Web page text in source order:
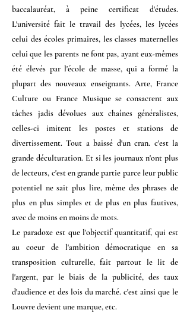
baccalauréat, à peine certificat d'études.
L'université fait le travail des lycées, les lycées
celui des écoles primaires, les classes maternelles
celui que les parents ne font pas, ayant eux-mêmes
été élevés par l'école de masse, qui a formé la
plupart des nouveaux enseignants. Arte, France
Culture ou France Musique se consacrent aux
tâches jadis dévolues aux chaînes généralistes,
celles-ci imitent les postes et stations de
divertissement. Tout a baissé d'un cran. c'est la
grande déculturation. Et si les journaux n'ont plus
de lecteurs, c'est en grande partie parce leur public
potentiel ne sait plus lire, même des phrases de
plus en plus simples et de plus en plus fautives,
avec de moins en moins de mots.
Le paradoxe est que l'objectif quantitatif, qui est
au coeur de l'ambition démocratique en sa
transposition culturelle, fait partout le lit de
l'argent, par le biais de la publicité, des taux
d'audience et des lois du marché. c'est ainsi que le
Louvre devient une marque, etc.